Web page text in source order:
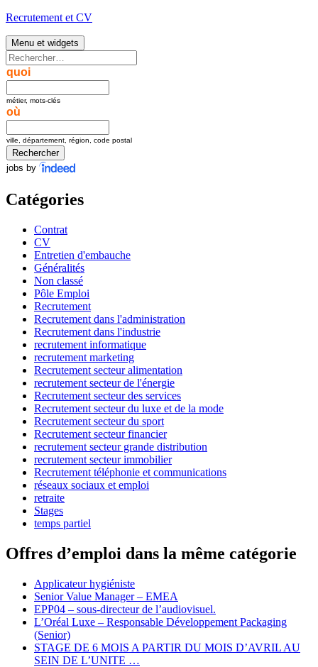
Aller
contenu
Recrutement et CV
Menu et widgets
Rechercher :
quoi
métier, mots-clés
où
ville, département, région, code postal
jobs by
Catégories
Contrat
CV
Entretien d'embauche
Généralités
Non classé
Pôle Emploi
Recrutement
Recrutement dans l'administration
Recrutement dans l'industrie
recrutement informatique
recrutement marketing
Recrutement secteur alimentation
recrutement secteur de l'énergie
Recrutement secteur des services
Recrutement secteur du luxe et de la mode
Recrutement secteur du sport
Recrutement secteur financier
recrutement secteur grande distribution
recrutement secteur immobilier
Recrutement téléphonie et communications
réseaux sociaux et emploi
retraite
Stages
temps partiel
Offres d’emploi dans la même catégorie
Applicateur hygiéniste
Senior Value Manager – EMEA
EPP04 – sous-directeur de l’audiovisuel.
L’Oréal Luxe – Responsable Développement Packaging
(Senior)
STAGE DE 6 MOIS A PARTIR DU MOIS D’AVRIL AU
SEIN DE L’UNITE …